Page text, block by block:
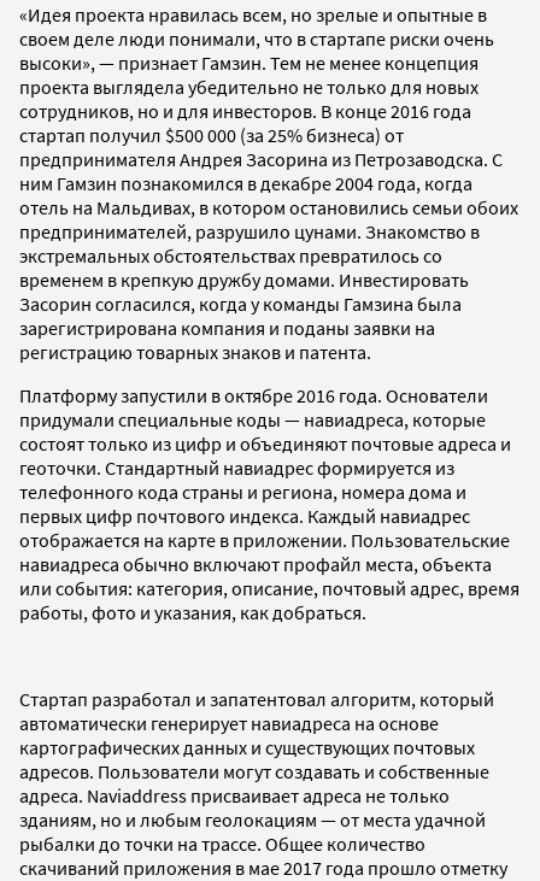
«Идея проекта нравилась всем, но зрелые и опытные в
своем деле люди понимали, что в стартапе риски очень
высоки», — признает Гамзин. Тем не менее концепция
проекта выглядела убедительно не только для новых
сотрудников, но и для инвесторов. В конце 2016 года
стартап получил $500 000 (за 25% бизнеса) от
предпринимателя Андрея Засорина из Петрозаводска. С
ним Гамзин познакомился в декабре 2004 года, когда
отель на Мальдивах, в котором остановились семьи обоих
предпринимателей, разрушило цунами. Знакомство в
экстремальных обстоятельствах превратилось со
временем в крепкую дружбу домами. Инвестировать
Засорин согласился, когда у команды Гамзина была
зарегистрирована компания и поданы заявки на
регистрацию товарных знаков и патента.
Платформу запустили в октябре 2016 года. Основатели
придумали специальные коды — навиадреса, которые
состоят только из цифр и объединяют почтовые адреса и
геоточки. Стандартный навиадрес формируется из
телефонного кода страны и региона, номера дома и
первых цифр почтового индекса. Каждый навиадрес
отображается на карте в приложении. Пользовательские
навиадреса обычно включают профайл места, объекта
или события: категория, описание, почтовый адрес, время
работы, фото и указания, как добраться.
Стартап разработал и запатентовал алгоритм, который
автоматически генерирует навиадреса на основе
картографических данных и существующих почтовых
адресов. Пользователи могут создавать и собственные
адреса. Naviaddress присваивает адреса не только
зданиям, но и любым геолокациям — от места удачной
рыбалки до точки на трассе. Общее количество
скачиваний приложения в мае 2017 года прошло отметку